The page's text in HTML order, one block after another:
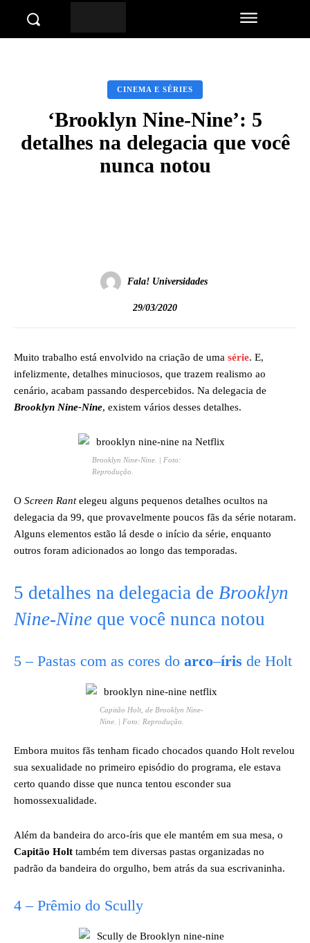
CINEMA E SÉRIES
‘Brooklyn Nine-Nine’: 5
detalhes na delegacia que você
nunca notou
Fala! Universidades
29/03/2020
Muito trabalho está envolvido na criação de uma série. E,
infelizmente, detalhes minuciosos, que trazem realismo ao
cenário, acabam passando despercebidos. Na delegacia de
Brooklyn Nine-Nine, existem vários desses detalhes.
Brooklyn Nine-Nine . | Foto:
Reprodução.
O Screen Rantelegeu alguns pequenos detalhes ocultos na
delegacia da 99, que provavelmente poucos fãs da série notaram.
Alguns elementos estão lá desde o início da série, enquanto
outros foram adicionados ao longo das temporadas.
5 detalhes na delegacia de Brooklyn
Nine-Nine que você nunca notou
5 – Pastas com as cores do arco–íris de Holt
Capitão Holt, de Brooklyn Nine-
Nine . | Foto: Reprodução.
Embora muitos fãs tenham ficado chocados quando Holt revelou
sua sexualidade no primeiro episódio do programa, ele estava
certo quando disse que nunca tentou esconder sua
homossexualidade.
Além da bandeira do arco-íris que ele mantém em sua mesa, o
Capitão Holt também tem diversas pastas organizadas no
padrão da bandeira do orgulho, bem atrás da sua escrivaninha.
4 – Prêmio do Scully